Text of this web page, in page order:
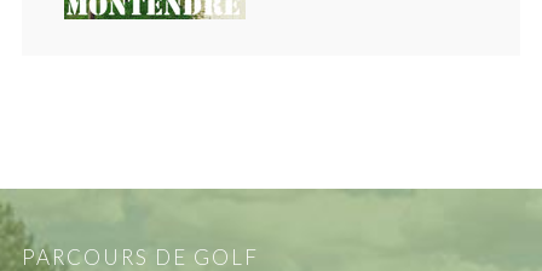
PARCOURS DE GOLF